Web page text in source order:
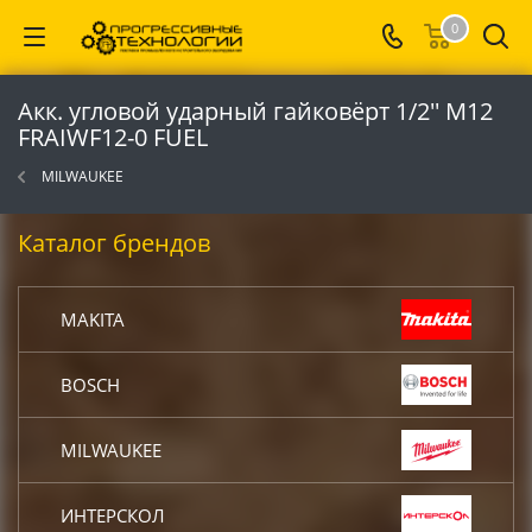
0
Акк. угловой ударный гайковёрт 1/2'' M12
FRAIWF12-0 FUEL
MILWAUKEE
Каталог брендов
MAKITA
BOSCH
MILWAUKEE
ИНТЕРСКОЛ